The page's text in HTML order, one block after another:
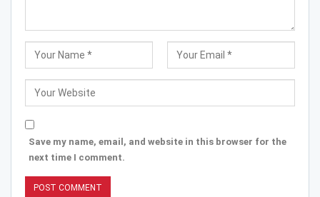
Save my name, email, and website in this browser for the
next time I comment.